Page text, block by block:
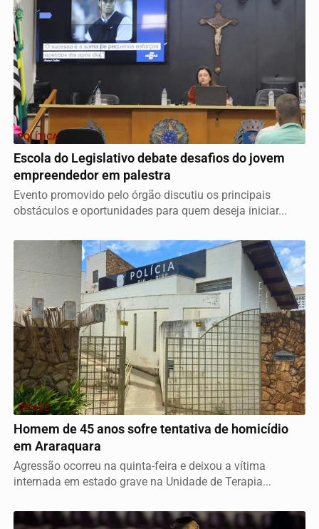
POLÍTICA
Escola do Legislativo debate desafios do jovem
empreendedor em palestra
Evento promovido pelo órgão discutiu os principais
obstáculos e oportunidades para quem deseja iniciar...
CIDADE
Homem de 45 anos sofre tentativa de homicídio
em Araraquara
Agressão ocorreu na quinta-feira e deixou a vítima
internada em estado grave na Unidade de Terapia...